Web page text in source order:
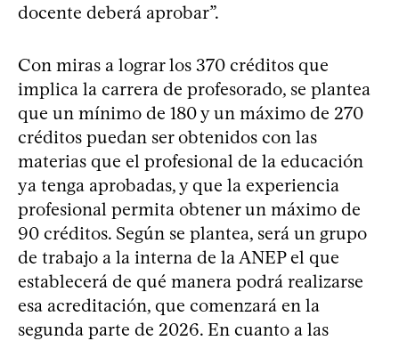
docente deberá aprobar”.
Con miras a lograr los 370 créditos que
implica la carrera de profesorado, se plantea
que un mínimo de 180 y un máximo de 270
créditos puedan ser obtenidos con las
materias que el profesional de la educación
ya tenga aprobadas, y que la experiencia
profesional permita obtener un máximo de
90 créditos. Según se plantea, será un grupo
de trabajo a la interna de la ANEP el que
establecerá de qué manera podrá realizarse
esa acreditación, que comenzará en la
segunda parte de 2026. En cuanto a las